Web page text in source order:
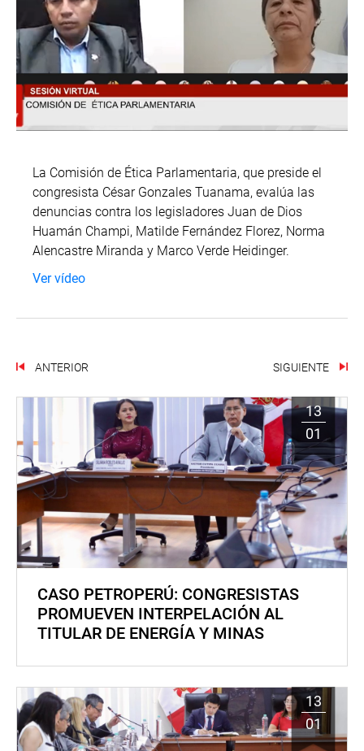
La Comisión de Ética Parlamentaria, que preside el
congresista César Gonzales Tuanama, evalúa las
denuncias contra los legisladores Juan de Dios
Huamán Champi, Matilde Fernández Florez, Norma
Alencastre Miranda y Marco Verde Heidinger.
Ver vídeo
ANTERIOR SIGUIENTE
13
01
CASO PETROPERÚ: CONGRESISTAS
PROMUEVEN INTERPELACIÓN AL
TITULAR DE ENERGÍA Y MINAS
13
01